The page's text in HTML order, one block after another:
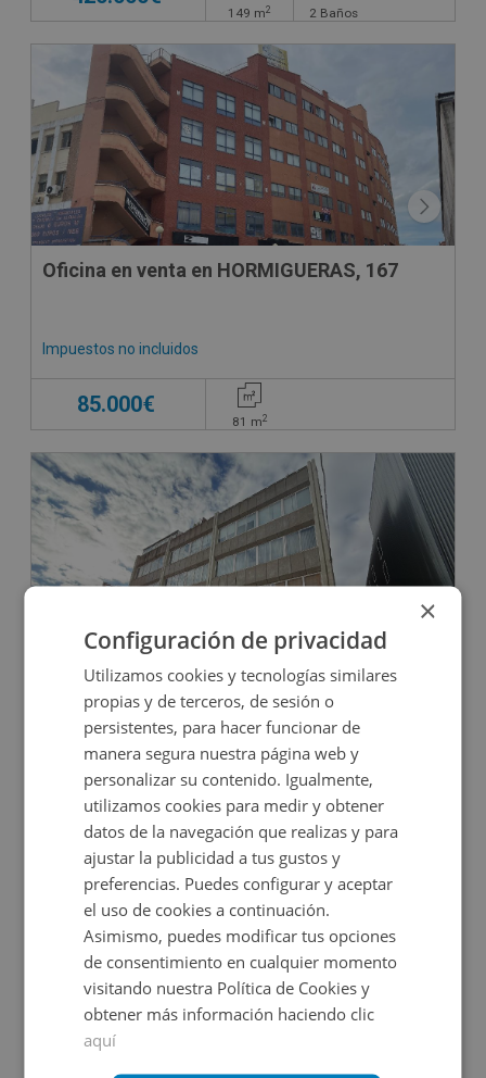
149 m2 2 Baños
Oficina en venta en HORMIGUERAS, 167
Impuestos no incluidos
85.000€
81 m2
DECO VIRTUAL
Oficina en venta en CL RUFINO GONZALEZ, 14
Impuestos no incluidos
328.000€
144 m2 1 Baños
CONDICIONES ESPECIALES
×
Configuración de privacidad
Utilizamos cookies y tecnologías similares
propias y de terceros, de sesión o
persistentes, para hacer funcionar de
manera segura nuestra página web y
personalizar su contenido. Igualmente,
utilizamos cookies para medir y obtener
datos de la navegación que realizas y para
ajustar la publicidad a tus gustos y
preferencias. Puedes configurar y aceptar
el uso de cookies a continuación.
Asimismo, puedes modificar tus opciones
de consentimiento en cualquier momento
visitando nuestra Política de Cookies y
obtener más información haciendo clic
aquí